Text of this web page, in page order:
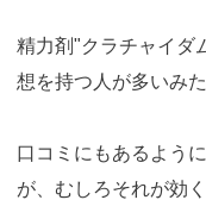
精力剤"クラチャイダ
想を持つ人が多いみた
口コミにもあるように
が、むしろそれが効